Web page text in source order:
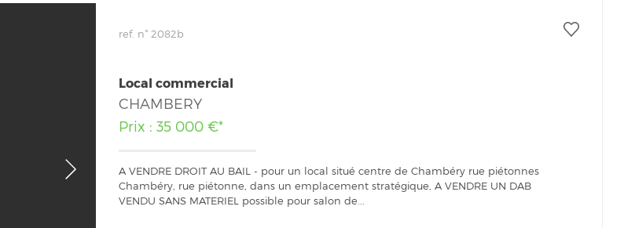
ref. n° 2082b
Local commercial
CHAMBERY
Prix : 35 000 €*
A VENDRE DROIT AU BAIL - pour un local situé centre de Chambéry rue piétonnes
Chambéry, rue piétonne, dans un emplacement stratégique, A VENDRE UN DAB
VENDU SANS MATERIEL possible pour salon de...